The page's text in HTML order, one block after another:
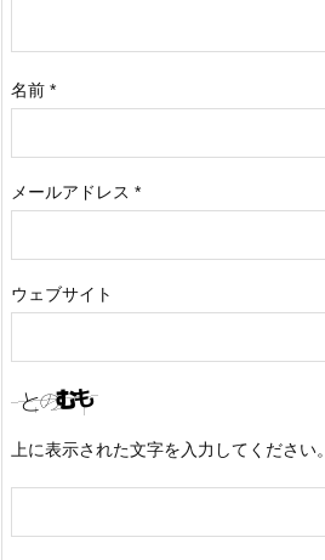
名前 *
メールアドレス *
ウェブサイト
上に表示された文字を入力してください。